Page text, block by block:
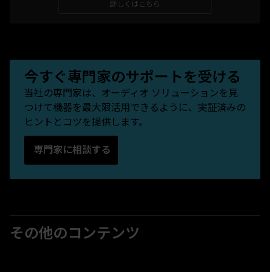
詳しくはこちら
今すぐ専門家のサポートを受ける
当社の専門家は、オーディオ ソリューションを見
つけて機器を最大限活用できるように、実証済みの
ヒントとコツを提供します。
専門家に相談する
その他のコンテンツ